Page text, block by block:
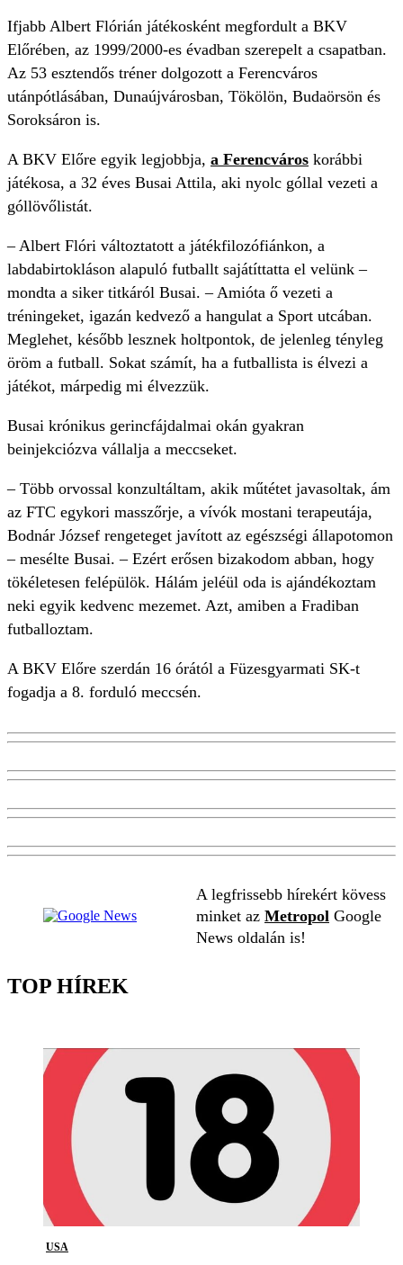
Ifjabb Albert Flórián játékosként megfordult a BKV
Előrében, az 1999/2000-es évadban szerepelt a csapatban.
Az 53 esztendős tréner dolgozott a Ferencváros
utánpótlásában, Dunaújvárosban, Tökölön, Budaörsön és
Soroksáron is.
A BKV Előre egyik legjobbja, a Ferencváros korábbi
játékosa, a 32 éves Busai Attila, aki nyolc góllal vezeti a
góllövőlistát.
– Albert Flóri változtatott a játékfilozófiánkon, a
labdabirtokláson alapuló futballt sajátíttatta el velünk –
mondta a siker titkáról Busai. – Amióta ő vezeti a
tréningeket, igazán kedvező a hangulat a Sport utcában.
Meglehet, később lesznek holtpontok, de jelenleg tényleg
öröm a futball. Sokat számít, ha a futballista is élvezi a
játékot, márpedig mi élvezzük.
Busai krónikus gerincfájdalmai okán gyakran
beinjekciózva vállalja a meccseket.
– Több orvossal konzultáltam, akik műtétet javasoltak, ám
az FTC egykori masszőrje, a vívók mostani terapeutája,
Bodnár József rengeteget javított az egészségi állapotomon
– mesélte Busai. – Ezért erősen bizakodom abban, hogy
tökéletesen felépülök. Hálám jeléül oda is ajándékoztam
neki egyik kedvenc mezemet. Azt, amiben a Fradiban
futballoztam.
A BKV Előre szerdán 16 órától a Füzesgyarmati SK-t
fogadja a 8. forduló meccsén.
A legfrissebb hírekért kövess
minket az Metropol Google
News oldalán is!
TOP HÍREK
USA